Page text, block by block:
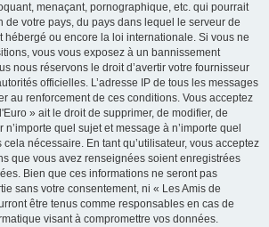
menaçant, pornographique, etc. qui pourrait
de votre pays, du pays dans lequel le serveur de
hébergé ou encore la loi internationale. Si vous ne
vous vous exposez à un bannissement
nous réservons le droit d’avertir votre fournisseur
officielles. L’adresse IP de tous les messages
au renforcement de ces conditions. Vous acceptez
» ait le droit de supprimer, de modifier, de
quel sujet et message à n’importe quel
nécessaire. En tant qu’utilisateur, vous acceptez
que vous avez renseignées soient enregistrées
Bien que ces informations ne seront pas
sans votre consentement, ni « Les Amis de
être tenus comme responsables en cas de
visant à compromettre vos données.